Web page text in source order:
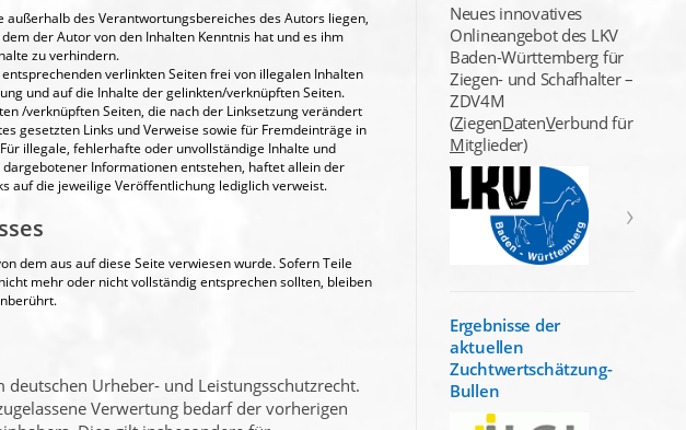
außerhalb des Verantwortungsbereiches des Autors liegen,
der Autor von den Inhalten Kenntnis hat und es ihm
zu verhindern.
verlinkten Seiten frei von illegalen Inhalten
und auf die Inhalte der gelinkten/verknüpften Seiten.
/verknüpften Seiten, die nach der Linksetzung verändert
gesetzten Links und Verweise sowie für Fremdeinträge in
illegale, fehlerhafte oder unvollständige Inhalte und
Informationen entstehen, haftet allein der
auf die jeweilige Veröffentlichung lediglich verweist.
dem aus auf diese Seite verwiesen wurde. Sofern Teile
mehr oder nicht vollständig entsprechen sollten, bleiben
Urheber- und Leistungsschutzrecht.
Verwertung bedarf der vorherigen
Neues innovatives
Onlineangebot des LKV
Baden-Württemberg für
Ziegen- und Schafhalter –
ZDV4M
(ZiegenDatenVerbund für
Mitglieder)
Ergebnisse der
aktuellen
Zuchtwertschätzung-
Bullen